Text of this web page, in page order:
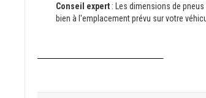
Conseil expert : Les dimensions de
bien à l'emplacement prévu sur votre